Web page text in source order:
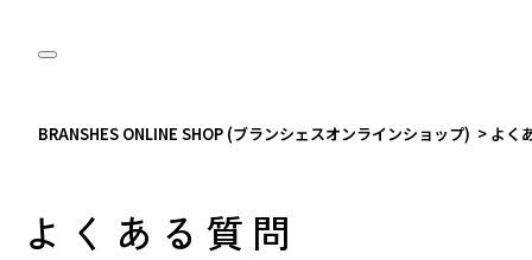
BRANSHES ONLINE SHOP (ブランシェスオンラインショップ) > よく
よくある質問